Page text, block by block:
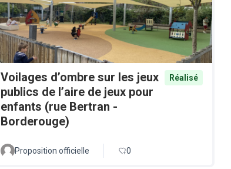
Voilages d’ombre sur les jeux
publics de l’aire de jeux pour
enfants (rue Bertran -
Borderouge)
Réalisé
Proposition officielle 0